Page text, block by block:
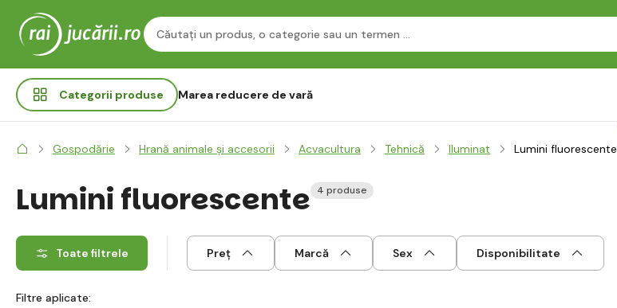
Categorii produse Marea reducere de vară
Gospodărie Hrană animale și accesorii Acvacultura Tehnică Iluminat Lumini fluorescente
Lumini fluorescente 4 produse
Toate filtrele Preț Marcă Sex Disponibilitate
Filtre aplicate: